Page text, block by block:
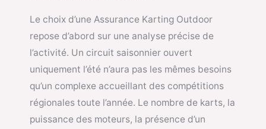
Le choix d’une Assurance Karting Outdoor
repose d’abord sur une analyse précise de
l’activité. Un circuit saisonnier ouvert
uniquement l’été n’aura pas les mêmes besoins
qu’un complexe accueillant des compétitions
régionales toute l’année. Le nombre de karts, la
puissance des moteurs, la présence d’un